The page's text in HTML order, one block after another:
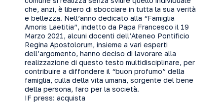
che, anzi, è libero di sbocciare in tutta la sua verità
e bellezza. Nell’anno dedicato alla “Famiglia
Amoris Laetitia”, indetto da Papa Francesco il 19
Marzo 2021, alcuni docenti dell’Ateneo Pontificio
Regina Apostolorum, insieme a vari esperti
dell’argomento, hanno deciso di lavorare alla
realizzazione di questo testo multidisciplinare, per
contribuire a diffondere il “buon profumo” della
famiglia, culla della vita umana, sorgente del bene
della persona, faro per la società.
IF press: acquista